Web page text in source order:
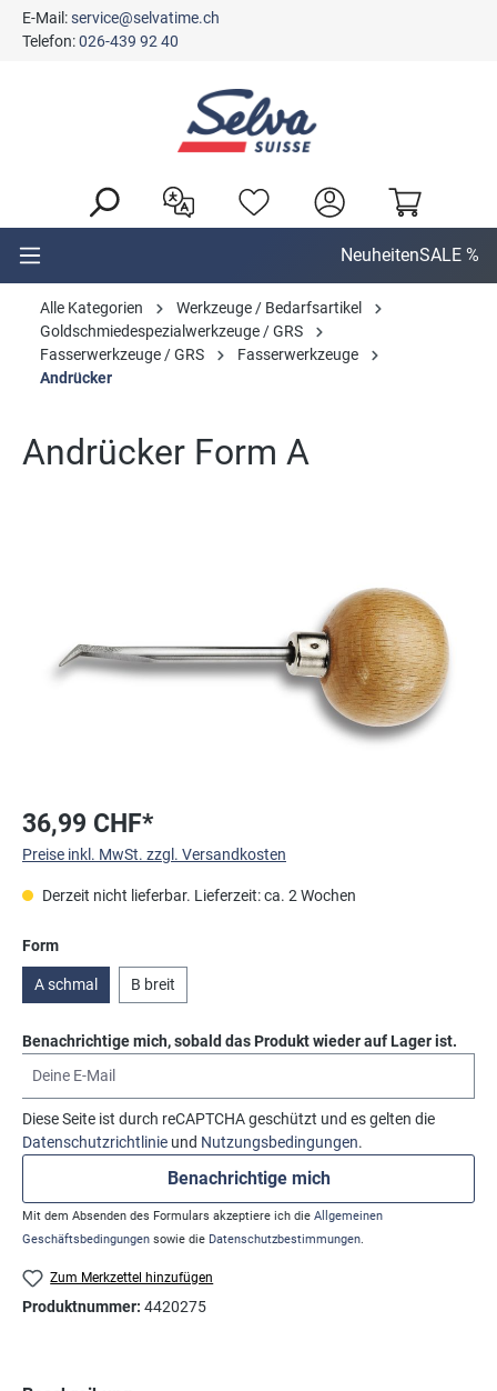
springen
E-Mail:service@selvatime.ch
Telefon:026-439 92 40
NeuheitenSALE %
Alle Kategorien
Werkzeuge / Bedarfsartikel
Goldschmiedespezialwerkzeuge / GRS
Fasserwerkzeuge / GRS
Fasserwerkzeuge
Andrücker
Andrücker Form A
36,99 CHF*
Preise inkl. MwSt. zzgl. Versandkosten
Derzeit nicht lieferbar. Lieferzeit: ca. 2 Wochen
Formauswählen
A schmal B breit
Benachrichtige mich, sobald das Produkt wieder auf Lager ist.
Diese Seite ist durch reCAPTCHA geschützt und es gelten die
Datenschutzrichtlinie und Nutzungsbedingungen.
Benachrichtige mich
Mit dem Absenden des Formulars akzeptiere ich die Allgemeinen
Geschäftsbedingungen sowie die Datenschutzbestimmungen.
Zum Merkzettel hinzufügen
Produktnummer: 4420275